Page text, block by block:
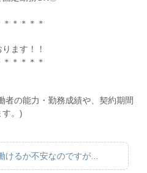
＊＊＊＊
ます！！
＊＊＊＊
者の能力・勤務成績や、契約期間
す。)
るか不安なのですが...